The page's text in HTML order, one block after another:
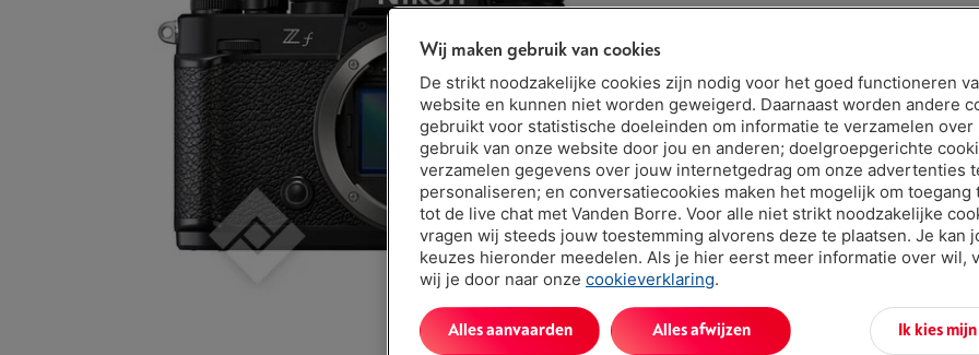
5 jaar
2 jaar
Morgen
€
Minder dan
Wij maken gebruik van cookies
De strikt noodzakelijke cookies zijn nodig voor het goed functioneren
website en kunnen niet worden geweigerd. Daarnaast worden andere
gebruikt voor statistische doeleinden om informatie te verzamelen over
gebruik van onze website door jou en anderen; doelgroepgerichte
verzamelen gegevens over jouw internetgedrag om onze advertenties
personaliseren; en conversatiecookies maken het mogelijk om toegang
tot de live chat met Vanden Borre. Voor alle niet strikt noodzakelijke
vragen wij steeds jouw toestemming alvorens deze te plaatsen. Je kan
keuzes hieronder meedelen. Als je hier eerst meer informatie over wil,
wij je door naar onze cookieverklaring.
Ik kies
Alles afwijzen
Alles aanvaarden